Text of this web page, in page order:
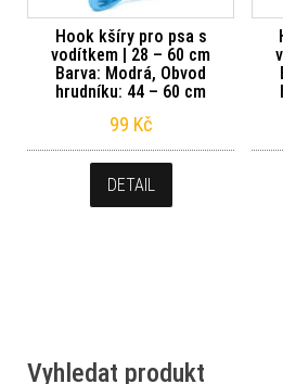
Hook kšíry pro psa s
vodítkem | 28 – 60 cm
Barva: Modrá, Obvod
hrudníku: 44 – 60 cm
99 Kč
DETAIL
Vyhledat produkt